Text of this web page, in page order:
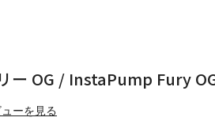
ー OG / InstaPump Fury
ーを見る